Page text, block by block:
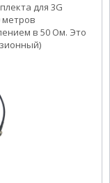
для 3G
в 50 Ом. Это